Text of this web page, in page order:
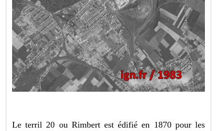
Le terril 20 ou Rimbert est édifié en 1870 pour les